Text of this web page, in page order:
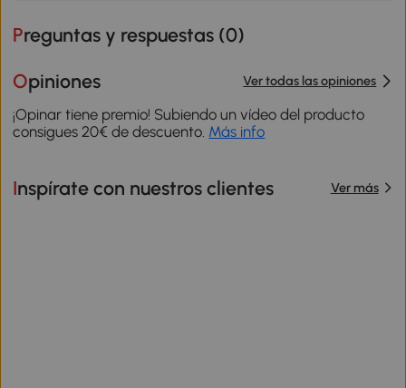
Preguntas y respuestas (0)
Opiniones Ver todas las opiniones
¡Opinar tiene premio! Subiendo un vídeo del producto
consigues 20€ de descuento. Más info
Inspírate con nuestros clientes Ver más